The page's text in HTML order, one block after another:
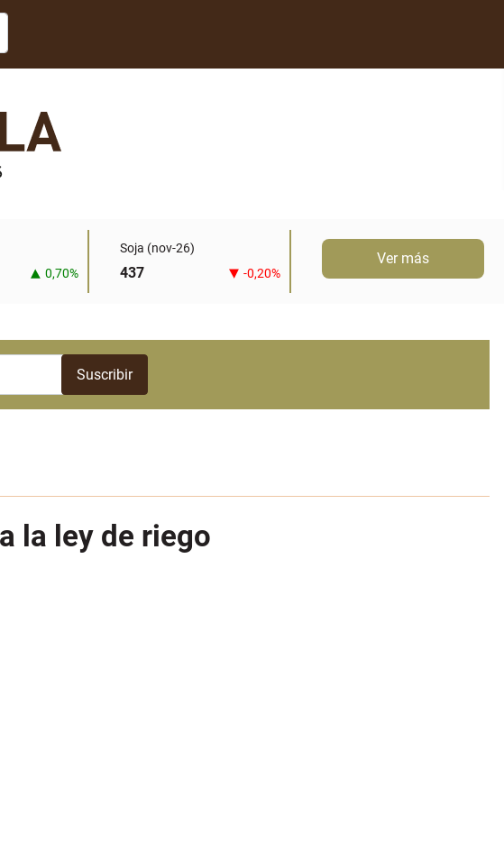
0,70%
Soja (nov-26)
437 -0,20%
Ver más
la ley de riego